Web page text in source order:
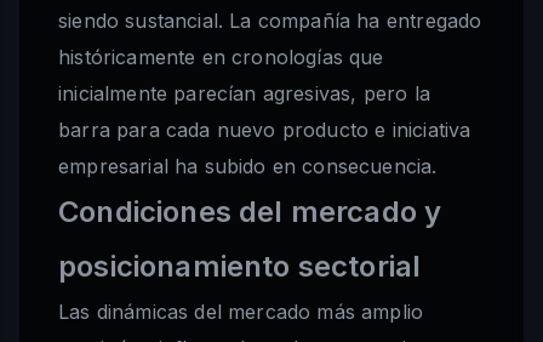
siendo sustancial. La compañía ha entregado
históricamente en cronologías que
inicialmente parecían agresivas, pero la
barra para cada nuevo producto e iniciativa
empresarial ha subido en consecuencia.
Condiciones del mercado y
posicionamiento sectorial
Las dinámicas del mercado más amplio